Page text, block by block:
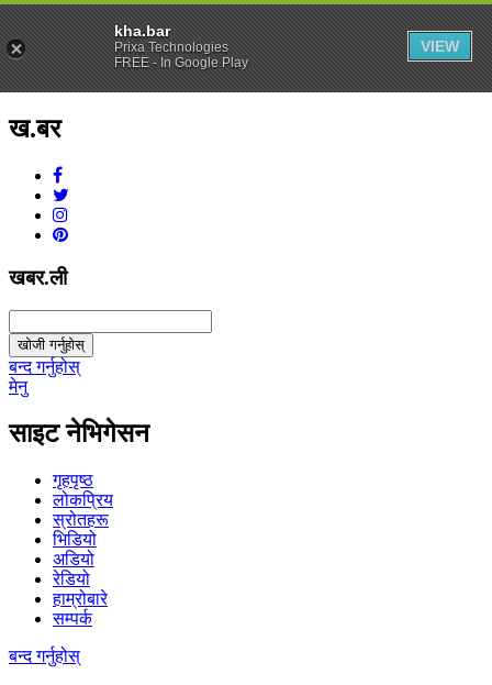
ख.बर
खबर.ली
खोजी गर्नुहोस्
बन्द गर्नुहोस्
मेनु
साइट नेभिगेसन
गृहपृष्ठ
लोकप्रिय
स्रोतहरू
भिडियो
अडियो
रेडियो
हाम्रोबारे
सम्पर्क
बन्द गर्नुहोस्
kha.bar
Prixa Technologies
FREE - In Google Play
VIEW